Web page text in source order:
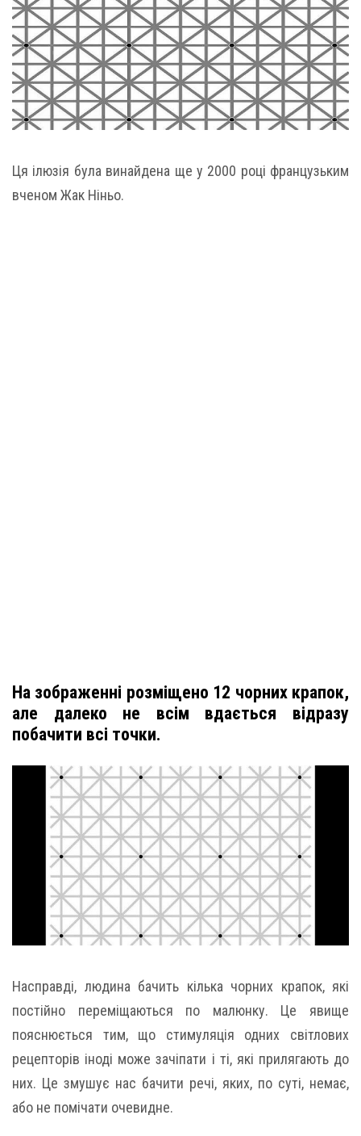
Ця ілюзія була винайдена ще у 2000 році французьким
вченом Жак Ніньо.
На зображенні розміщено 12 чорних крапок,
але далеко не всім вдається відразу
побачити всі точки.
Насправді, людина бачить кілька чорних крапок, які
постійно переміщаються по малюнку. Це явище
пояснюється тим, що стимуляція одних світлових
рецепторів іноді може зачіпати і ті, які прилягають до
них. Це змушує нас бачити речі, яких, по суті, немає,
або не помічати очевидне.